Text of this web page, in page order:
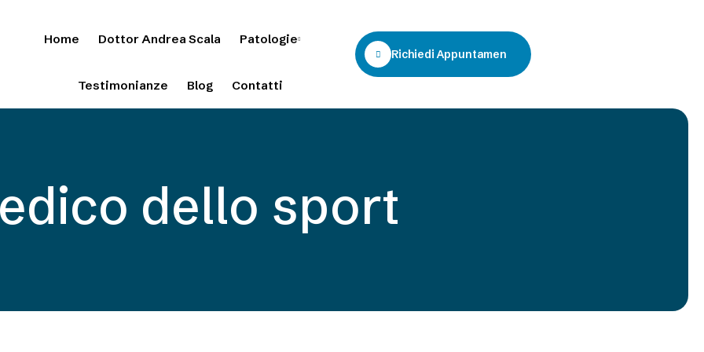
Home Dottor Andrea Scala Patologie
Testimonianze Blog Contatti
Richiedi Appuntamento
dello sport